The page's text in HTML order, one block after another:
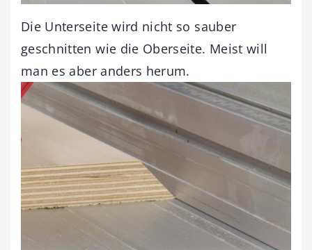
Die Unterseite wird nicht so sauber
geschnitten wie die Oberseite. Meist will
man es aber anders herum.